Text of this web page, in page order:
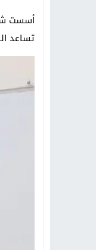
أسست
تساعد